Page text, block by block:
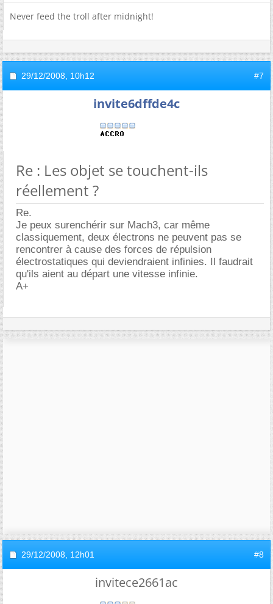
Never feed the troll after midnight!
29/12/2008, 10h12 #7
invite6dffde4c
Re : Les objet se touchent-ils
réellement ?
Re.
Je peux surenchérir sur Mach3, car même
classiquement, deux électrons ne peuvent pas se
rencontrer à cause des forces de répulsion
électrostatiques qui deviendraient infinies. Il faudrait
qu'ils aient au départ une vitesse infinie.
A+
29/12/2008, 12h01 #8
invitece2661ac